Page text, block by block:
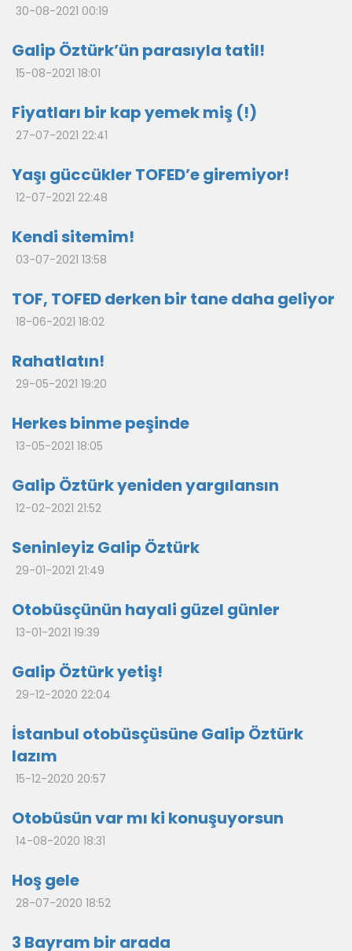
30-08-2021 00:19
Galip Öztürk’ün parasıyla tatil!
15-08-2021 18:01
Fiyatları bir kap yemek miş (!)
27-07-2021 22:41
Yaşı güccükler TOFED’e giremiyor!
12-07-2021 22:48
Kendi sitemim!
03-07-2021 13:58
TOF, TOFED derken bir tane daha geliyor
18-06-2021 18:02
Rahatlatın!
29-05-2021 19:20
Herkes binme peşinde
13-05-2021 18:05
Galip Öztürk yeniden yargılansın
12-02-2021 21:52
Seninleyiz Galip Öztürk
29-01-2021 21:49
Otobüsçünün hayali güzel günler
13-01-2021 19:39
Galip Öztürk yetiş!
29-12-2020 22:04
İstanbul otobüsçüsüne Galip Öztürk
lazım
15-12-2020 20:57
Otobüsün var mı ki konuşuyorsun
14-08-2020 18:31
Hoş gele
28-07-2020 18:52
3 Bayram bir arada